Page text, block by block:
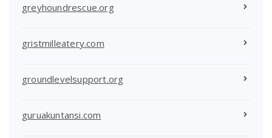
greyhoundrescue.org
gristmilleatery.com
groundlevelsupport.org
guruakuntansi.com